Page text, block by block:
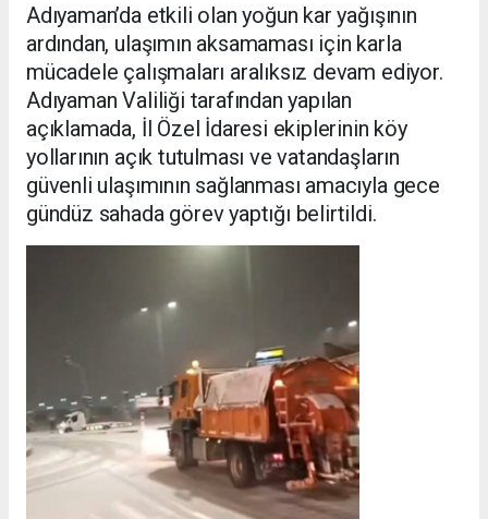
Adıyaman’da etkili olan yoğun kar yağışının
ardından, ulaşımın aksamaması için karla
mücadele çalışmaları aralıksız devam ediyor.
Adıyaman Valiliği tarafından yapılan
açıklamada, İl Özel İdaresi ekiplerinin köy
yollarının açık tutulması ve vatandaşların
güvenli ulaşımının sağlanması amacıyla gece
gündüz sahada görev yaptığı belirtildi.